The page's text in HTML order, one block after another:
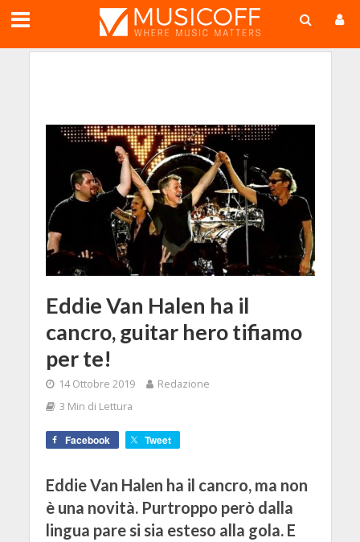
Eddie Van Halen ha il
cancro, guitar hero tifiamo
per te!
14 Ottobre 2019
Redazione
3 Min di Lettura
Facebook Tweet
Eddie Van Halen ha il cancro, ma non
è una novità. Purtroppo però dalla
lingua pare si sia esteso alla gola. E